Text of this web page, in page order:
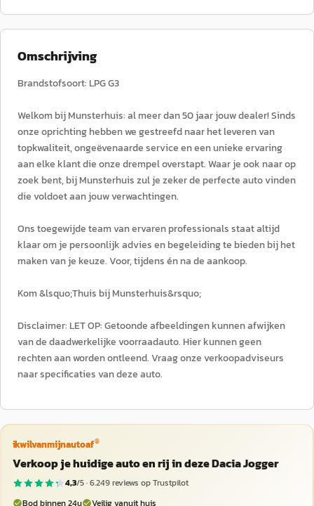
Omschrijving
Brandstofsoort: LPG G3
Welkom bij Munsterhuis: al meer dan 50 jaar jouw dealer! Sinds
onze oprichting hebben we gestreefd naar het leveren van
topkwaliteit, ongeëvenaarde service en een unieke ervaring
aan elke klant die onze drempel overstapt. Waar je ook naar op
zoek bent, bij Munsterhuis zul je zeker de perfecte auto vinden
die voldoet aan jouw verwachtingen.
Ons toegewijde team van ervaren professionals staat altijd
klaar om je persoonlijk advies en begeleiding te bieden bij het
maken van je keuze. Voor, tijdens én na de aankoop.
Kom &lsquo;Thuis bij Munsterhuis&rsquo;
Disclaimer: LET OP: Getoonde afbeeldingen kunnen afwijken
van de daadwerkelijke voorraadauto. Hier kunnen geen
rechten aan worden ontleend. Vraag onze verkoopadviseurs
naar specificaties van deze auto.
ikwilvanmijnautoaf®
Verkoop je huidige auto en rij in deze Dacia Jogger
4,3/5 ·6.249reviews op Trustpilot
Bod binnen 24u
Veilig vanuit huis